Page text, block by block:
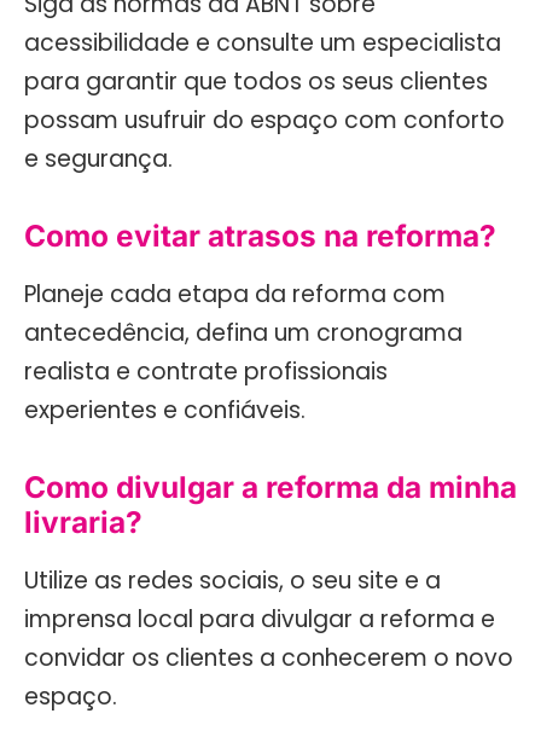
acessibilidade e consulte um especialista
para garantir que todos os seus clientes
possam usufruir do espaço com conforto
e segurança.
Como evitar atrasos na reforma?
Planeje cada etapa da reforma com
antecedência, defina um cronograma
realista e contrate profissionais
experientes e confiáveis.
Como divulgar a reforma da minha
livraria?
Utilize as redes sociais, o seu site e a
imprensa local para divulgar a reforma e
convidar os clientes a conhecerem o novo
espaço.